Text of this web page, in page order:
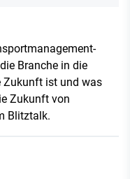
Branche in die
Zukunft ist und was
Zukunft von
Blitztalk.